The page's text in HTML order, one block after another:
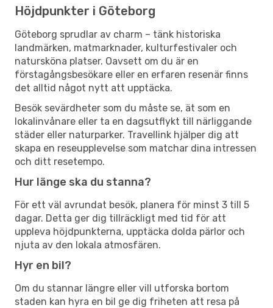
Höjdpunkter i Göteborg
Göteborg sprudlar av charm – tänk historiska
landmärken, matmarknader, kulturfestivaler och
natursköna platser. Oavsett om du är en
förstagångsbesökare eller en erfaren resenär finns
det alltid något nytt att upptäcka.
Besök sevärdheter som du måste se, ät som en
lokalinvånare eller ta en dagsutflykt till närliggande
städer eller naturparker. Travellink hjälper dig att
skapa en reseupplevelse som matchar dina intressen
och ditt resetempo.
Hur länge ska du stanna?
För ett väl avrundat besök, planera för minst 3 till 5
dagar. Detta ger dig tillräckligt med tid för att
uppleva höjdpunkterna, upptäcka dolda pärlor och
njuta av den lokala atmosfären.
Hyr en bil?
Om du stannar längre eller vill utforska bortom
staden kan hyra en bil ge dig friheten att resa på